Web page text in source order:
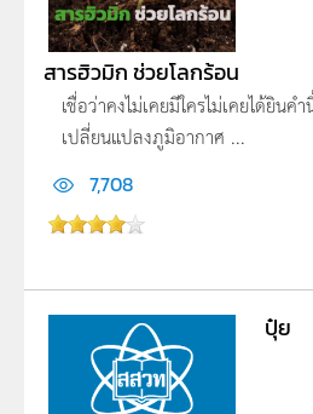
สารฮิวมิก ช่วยโลกร้อน
เชื่อว่าคงไม่เคยมีใครไม่เคยได้ยิน
เปลี่ยนแปลงภูมิอากาศ ...
7,708
ปุ๋ย